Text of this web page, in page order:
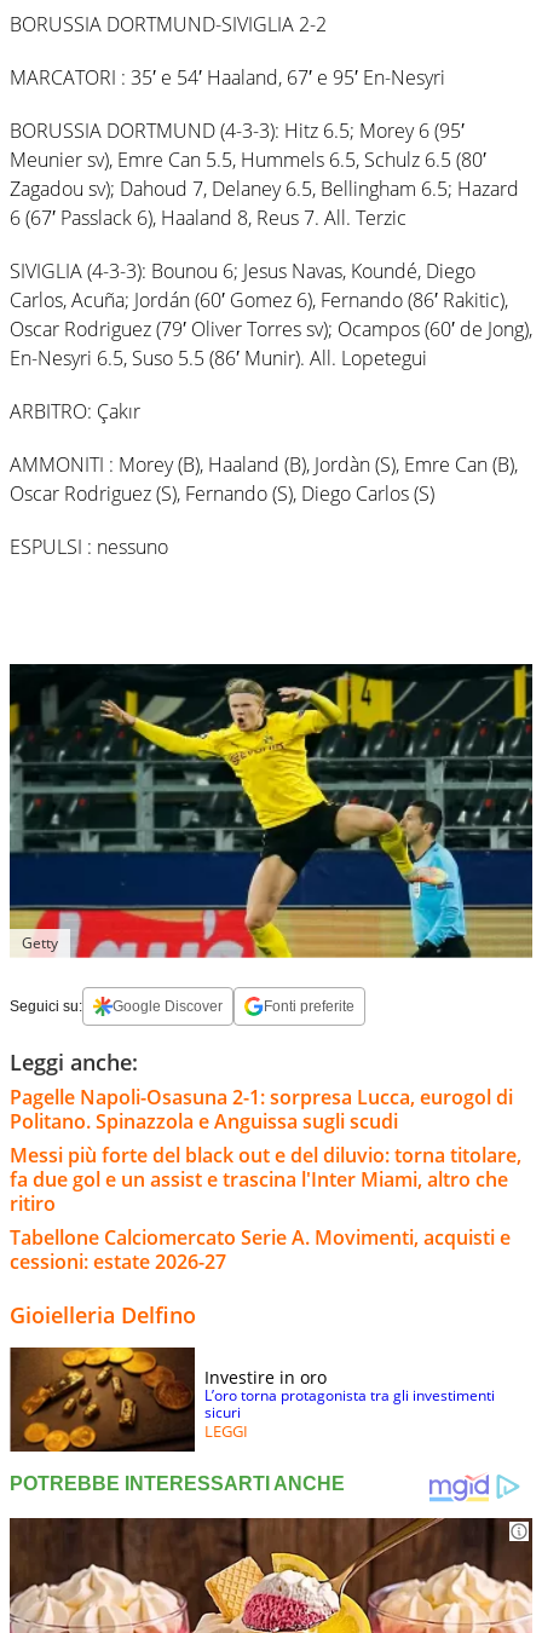
BORUSSIA DORTMUND-SIVIGLIA 2-2
MARCATORI : 35′ e 54′ Haaland, 67′ e 95′ En-Nesyri
BORUSSIA DORTMUND (4-3-3): Hitz 6.5; Morey 6 (95′
Meunier sv), Emre Can 5.5, Hummels 6.5, Schulz 6.5 (80′
Zagadou sv); Dahoud 7, Delaney 6.5, Bellingham 6.5; Hazard
6 (67′ Passlack 6), Haaland 8, Reus 7. All. Terzic
SIVIGLIA (4-3-3): Bounou 6; Jesus Navas, Koundé, Diego
Carlos, Acuña; Jordán (60′ Gomez 6), Fernando (86′ Rakitic),
Oscar Rodriguez (79′ Oliver Torres sv); Ocampos (60′ de Jong),
En-Nesyri 6.5, Suso 5.5 (86′ Munir). All. Lopetegui
ARBITRO: Çakır
AMMONITI : Morey (B), Haaland (B), Jordàn (S), Emre Can (B),
Oscar Rodriguez (S), Fernando (S), Diego Carlos (S)
ESPULSI : nessuno
Getty
Seguici su: Google Discover Fonti preferite
Leggi anche:
Pagelle Napoli-Osasuna 2-1: sorpresa Lucca, eurogol di
Politano. Spinazzola e Anguissa sugli scudi
Messi più forte del black out e del diluvio: torna titolare,
fa due gol e un assist e trascina l'Inter Miami, altro che
ritiro
Tabellone Calciomercato Serie A. Movimenti, acquisti e
cessioni: estate 2026-27
Gioielleria Delfino
Investire in oro
L’oro torna protagonista tra gli investimenti
sicuri
LEGGI